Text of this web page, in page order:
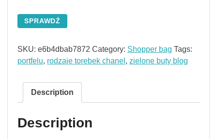
SPRAWDŹ
SKU: e6b4dbab7872 Category: Shopper bag Tags:
portfelu, rodzaje torebek chanel , zielone buty blog
Description
Description